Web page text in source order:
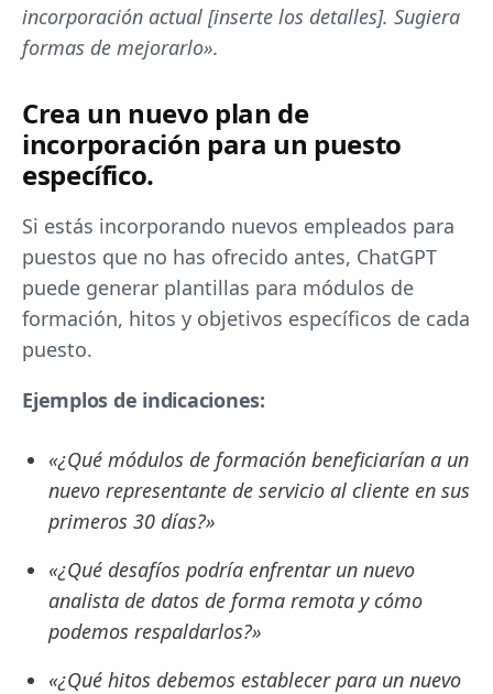
incorporación actual [inserte los detalles]. Sugiera
formas de mejorarlo».
Crea un nuevo plan de
incorporación para un puesto
específico.
Si estás incorporando nuevos empleados para
puestos que no has ofrecido antes, ChatGPT
puede generar plantillas para módulos de
formación, hitos y objetivos específicos de cada
puesto.
Ejemplos de indicaciones:
«¿Qué módulos de formación beneficiarían a un
nuevo representante de servicio al cliente en sus
primeros 30 días?»
«¿Qué desafíos podría enfrentar un nuevo
analista de datos de forma remota y cómo
podemos respaldarlos?»
«¿Qué hitos debemos establecer para un nuevo